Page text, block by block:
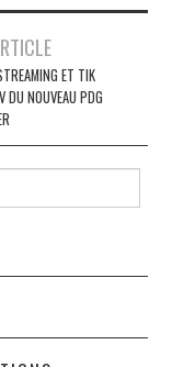
ET TIK
DU NOUVEAU PDG